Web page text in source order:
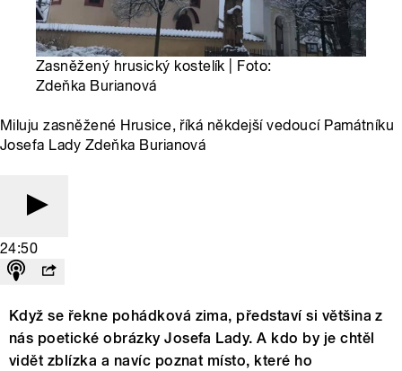
Zasněžený hrusický kostelík | Foto:
Zdeňka Burianová
Miluju zasněžené Hrusice, říká někdejší vedoucí Památníku
Josefa Lady Zdeňka Burianová
24:50
Když se řekne pohádková zima, představí si většina z
nás poetické obrázky Josefa Lady. A kdo by je chtěl
vidět zblízka a navíc poznat místo, které ho